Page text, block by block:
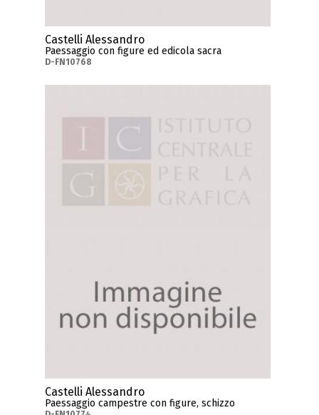
Castelli Alessandro
Paessaggio con figure ed edicola sacra
D-FN10768
Castelli Alessandro
Paessaggio campestre con figure, schizzo